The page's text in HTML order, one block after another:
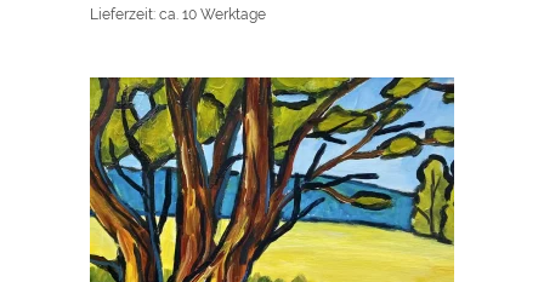
Lieferzeit: ca. 10 Werktage